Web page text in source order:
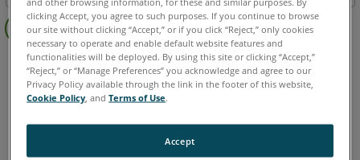
tant
que
PDF
Pas
d'entêtes
FaroArm avec Port Série Bronze Gold Silver
clicking Accept, you agree to such purposes. If you continue to browse
our site without clicking “Accept,” or if you click “Reject,” only cookies
necessary to operate and enable default website features and
functionalities will be deployed. By using this site or clicking “Accept,”
“Reject,” or “Manage Preferences” you acknowledge and agree to our
Privacy Policy available through the link in the footer of this website,
Cookie Policy , andTerms of Use.
Accept